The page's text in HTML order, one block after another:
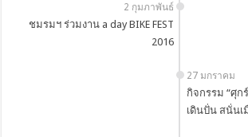
2 กุมภาพันธ์
ชมรมฯ ร่วมงาน a day BIKE FEST
2016
27 มกราคม
กิจกรรม “ศุก
เดินปั่น สนั่นเ